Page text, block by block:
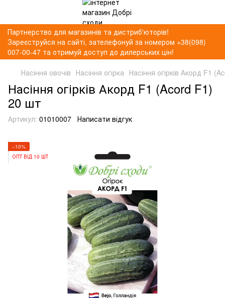
Партнерство для магазинів та дистриб'юторів!
Зареєструйся на сайті, зателефонуй за номером +38(098)
007-00-47 та отримуй доступ до дилерських цін!
Насіння овочів Насіння огірка Насіння огірків Акорд F1
Насіння огірків Акорд F1 (Acord F1)
20 шт
Артикул: 01010007 Написати відгук
−10%
ОПТ ВІД 10 ШТ